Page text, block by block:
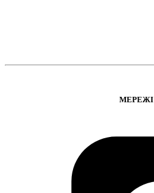
МЕРЕЖІ